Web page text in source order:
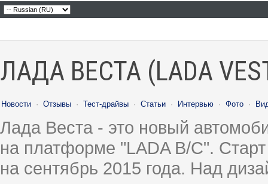
ЛАДА ВЕСТА (LADA
Новости · Отзывы · Тест-драйвы · Статьи · Интервью · Фото ·
Лада Веста - это новый
на платформе "LADA B/C".
на сентябрь 2015 года. Над